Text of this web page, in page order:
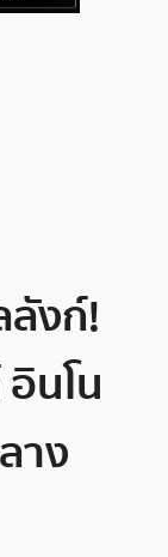
งก์!
นโน
าง